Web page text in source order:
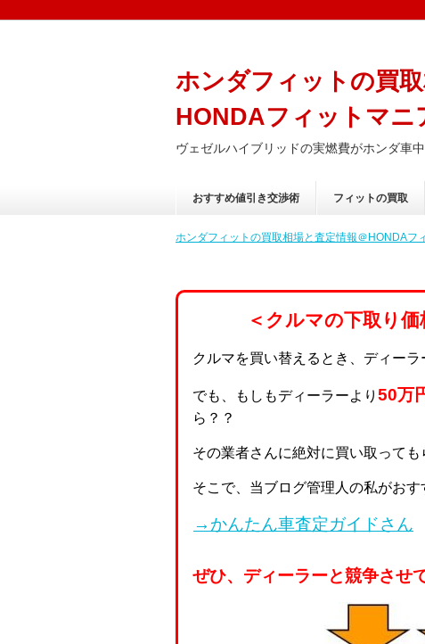
ホンダフィットの買
HONDAフィットマニ
ヴェゼルハイブリッドの実燃費がホンダ車
おすすめ値引き交渉術 フィットの買取
ホンダフィットの買取相場と査定情報＠HONDAフ
＜クルマの下取り
クルマを買い替えるとき、ディーラ
でも、もしもディーラーより 50万
ら？？
その業者さんに絶対に買い取っても
そこで、当ブログ管理人の私がおす
→かんたん車査定ガイドさん
ぜひ、ディーラーと競争させ